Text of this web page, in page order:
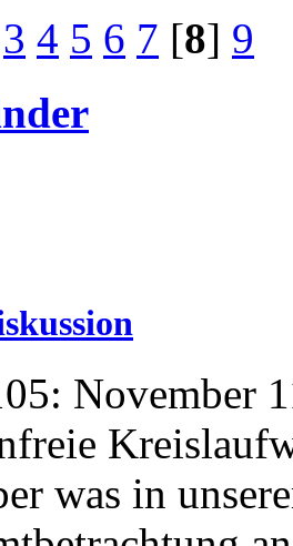
3 4 5 6 7 [8] 9
November
was in